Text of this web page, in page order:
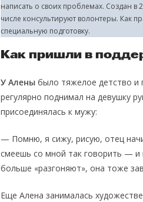
написать о своих проблемах. Создан в
числе консультируют волонтеры. Как
специальную подготовку.
Как пришли в
У Алены было тяжелое детство и
регулярно поднимал на девушку
присоединялась к мужу:
— Помню, я сижу, рисую, отец
смеешь со мной так говорить — и
больше «разгоняют», она тоже
Еще Алена занималась